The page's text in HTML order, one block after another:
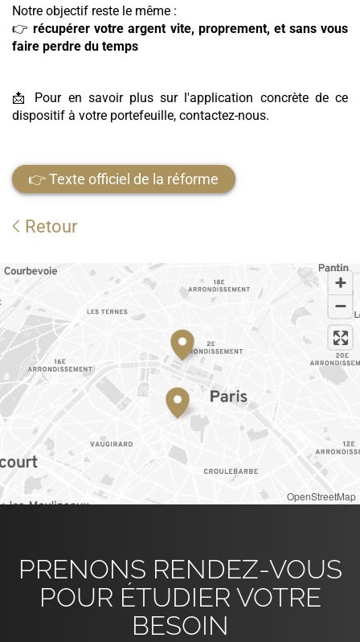
Notre objectif reste le même :
👉récupérer votre argent vite, proprement, et sans vous
faire perdre du temps
📩 Pour en savoir plus sur l'application concrète de ce
dispositif à votre portefeuille, contactez-nous.
👉 Texte officiel de la réforme
Retour
OpenStreetMap
PRENONS RENDEZ-VOUS
POUR ÉTUDIER VOTRE
BESOIN